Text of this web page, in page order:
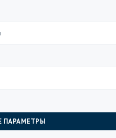
ПАРАМЕТРЫ